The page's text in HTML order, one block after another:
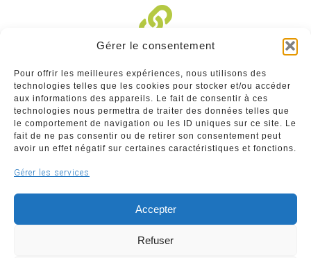
Gérer le consentement
Pour offrir les meilleures expériences, nous utilisons des
technologies telles que les cookies pour stocker et/ou accéder
aux informations des appareils. Le fait de consentir à ces
technologies nous permettra de traiter des données telles que
le comportement de navigation ou les ID uniques sur ce site. Le
fait de ne pas consentir ou de retirer son consentement peut
avoir un effet négatif sur certaines caractéristiques et fonctions.
Gérer les services
Accepter
Refuser
Commerçants
Annuaire des commerçants : insérez gratuitement
votre activité dans notre annuaire sur notre site ci-
dessous